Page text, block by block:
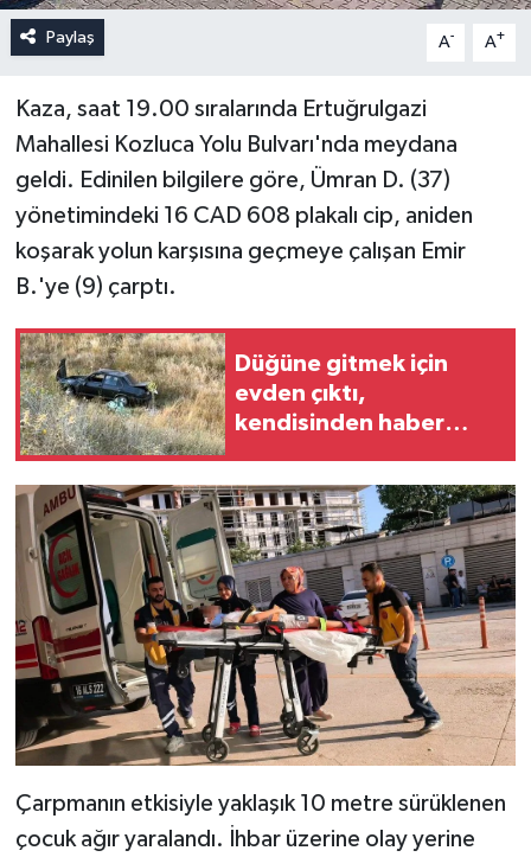
Paylaş A- A+
Kaza, saat 19.00 sıralarında Ertuğrulgazi
Mahallesi Kozluca Yolu Bulvarı'nda meydana
geldi. Edinilen bilgilere göre, Ümran D. (37)
yönetimindeki 16 CAD 608 plakalı cip, aniden
koşarak yolun karşısına geçmeye çalışan Emir
B.'ye (9) çarptı.
Düğüne gitmek için
evden çıktı,
kendisinden haber
Çarpmanın etkisiyle yaklaşık 10 metre sürüklenen
çocuk ağır yaralandı. İhbar üzerine olay yerine